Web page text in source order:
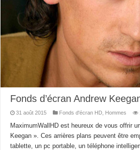
Fonds d’écran Andrew
31 août 2015 Fonds d'écran HD, Hommes
MaximumWallHD est heureux de vous offrir
Keegan ». Ces arrières plans peuvent être
tablette, un pc portable, un téléphone